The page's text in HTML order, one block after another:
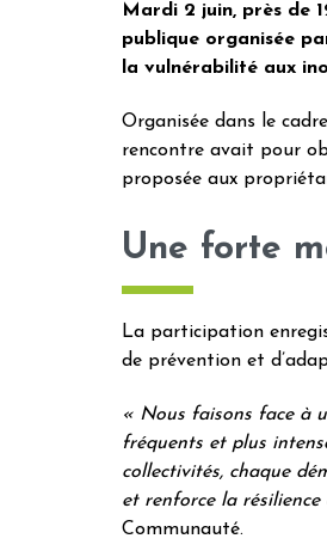
Mardi 2 juin, près de
publique organisée
la vulnérabilité aux
Organisée dans le
rencontre avait pour
proposée aux
Une forte
La participation
de prévention et
« Nous faisons face à
fréquents et plus
collectivités, chaque
et renforce la
Communauté.